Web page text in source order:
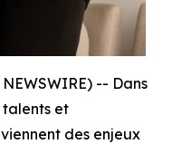
NEWSWIRE) -- Dans
et
des enjeux